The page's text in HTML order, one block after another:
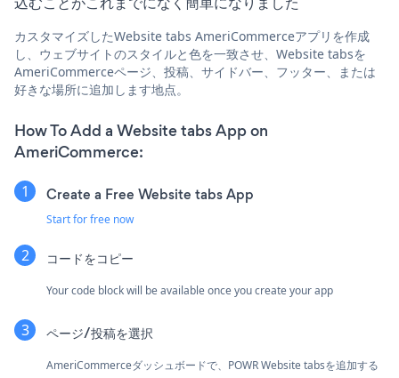
カスタマイズしたWebsite tabs AmeriCommerceアプリを作成
し、ウェブサイトのスタイルと色を一致させ、Website tabsを
AmeriCommerceページ、投稿、サイドバー、フッター、または
好きな場所に追加します地点。
How To Add a Website tabs App on
AmeriCommerce:
Create a Free Website tabs App
Start for free now
コードをコピー
Your code block will be available once you create your app
ページ/投稿を選択
AmeriCommerceダッシュボードで、POWR Website tabsを追加する